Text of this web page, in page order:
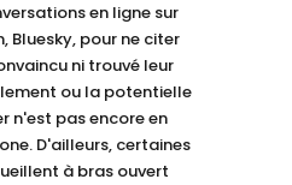
en ligne sur
Bluesky, pour ne citer
ni trouvé leur
ou la potentielle
n'est pas encore en
D'ailleurs, certaines
à bras ouvert